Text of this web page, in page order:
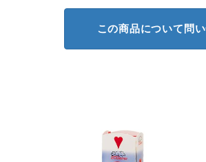
この商品について問